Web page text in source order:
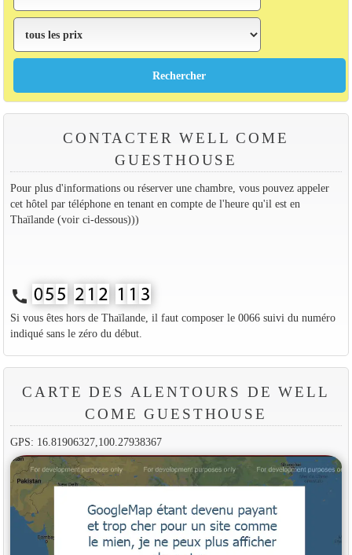
CONTACTER WELL COME
GUESTHOUSE
Pour plus d'informations ou réserver une chambre, vous pouvez appeler
cet hôtel par téléphone en tenant en compte de l'heure qu'il est en
Thaïlande (voir ci-dessous)))
call
Si vous êtes hors de Thaïlande, il faut composer le 0066 suivi du numéro
indiqué sans le zéro du début.
CARTE DES ALENTOURS DE WELL
COME GUESTHOUSE
GPS: 16.81906327,100.27938367